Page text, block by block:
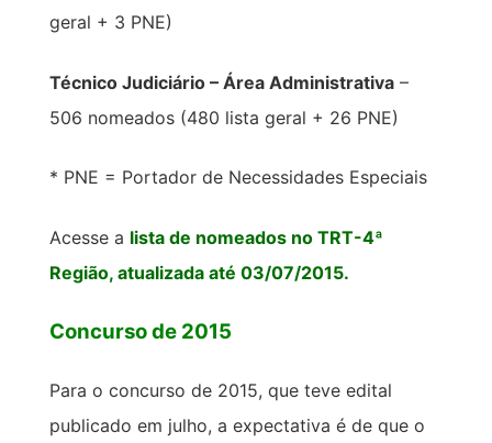
geral + 3 PNE)
Técnico Judiciário – Área Administrativa–
506 nomeados (480 lista geral + 26 PNE)
* PNE = Portador de Necessidades Especiais
Acesse a lista de nomeados no TRT-4ª
Região, atualizada até 03/07/2015.
Concurso de 2015
Para o concurso de 2015, que teve edital
publicado em julho, a expectativa é de que o